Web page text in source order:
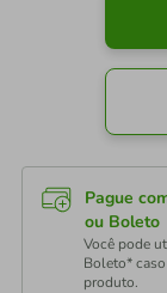
Pague
ou Boleto
Você pode
Boleto*
produto.